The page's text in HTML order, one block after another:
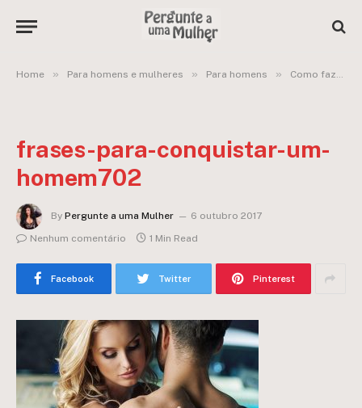
Home » Para homens e mulheres » Para homens » Como fazer uma mulher impossível parecer possível?
frases-para-conquistar-um-
homem702
By Pergunte a uma Mulher
6 outubro 2017
Nenhum comentário
1 Min Read
Facebook Twitter Pinterest